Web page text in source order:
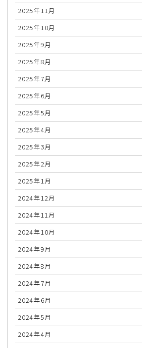
2025年11月
2025年10月
2025年9月
2025年8月
2025年7月
2025年6月
2025年5月
2025年4月
2025年3月
2025年2月
2025年1月
2024年12月
2024年11月
2024年10月
2024年9月
2024年8月
2024年7月
2024年6月
2024年5月
2024年4月